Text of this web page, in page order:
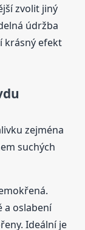
zvolit jiný
údržba
krásný efekt
zejména
suchých
a oslabení
Ideální je